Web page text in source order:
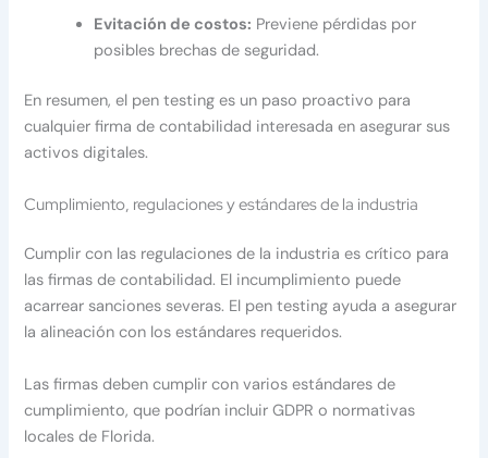
Evitación de costos: Previene pérdidas por
posibles brechas de seguridad.
En resumen, el pen testing es un paso proactivo para
cualquier firma de contabilidad interesada en asegurar sus
activos digitales.
Cumplimiento, regulaciones y estándares de la industria
Cumplir con las regulaciones de la industria es crítico para
las firmas de contabilidad. El incumplimiento puede
acarrear sanciones severas. El pen testing ayuda a asegurar
la alineación con los estándares requeridos.
Las firmas deben cumplir con varios estándares de
cumplimiento, que podrían incluir GDPR o normativas
locales de Florida.